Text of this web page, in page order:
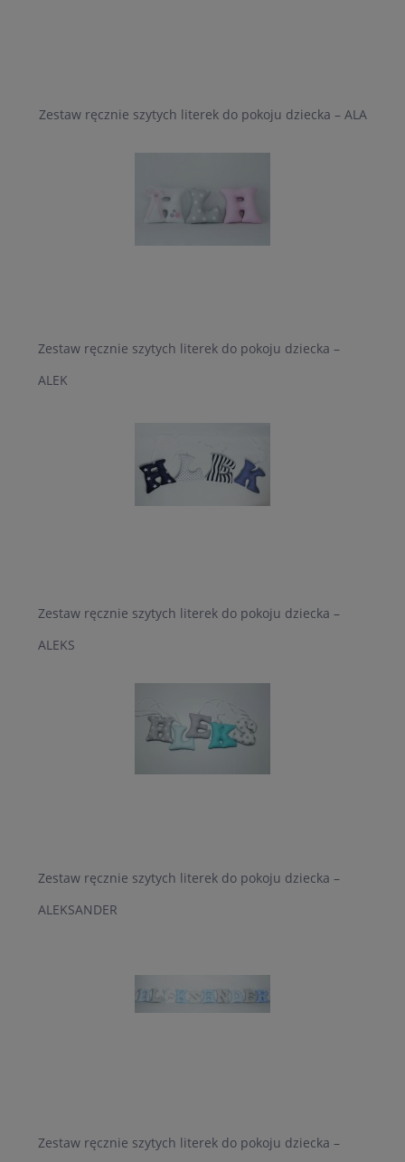
Zestaw ręcznie szytych literek do pokoju dziecka – ALA
Zestaw ręcznie szytych literek do pokoju dziecka –
ALEK
Zestaw ręcznie szytych literek do pokoju dziecka –
ALEKS
Zestaw ręcznie szytych literek do pokoju dziecka –
ALEKSANDER
Zestaw ręcznie szytych literek do pokoju dziecka –